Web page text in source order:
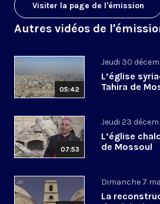
Visiter la page de l'émission
Autres vidéos de
05:42
Jeudi 30
L’église
Tahira de
07:53
Jeudi 23
L’église
de Mossoul
Dimanche 7
La